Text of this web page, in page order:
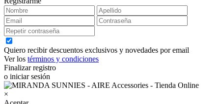
Quiero recibir descuentos exclusivos y novedades por email
Ver los términos y condiciones
Finalizar registro
o iniciar sesión
×